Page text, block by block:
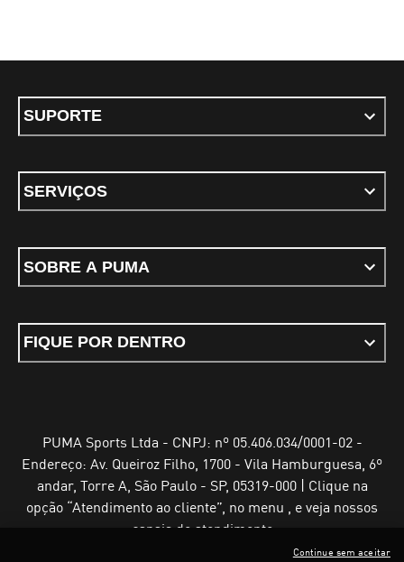
SUPORTE
SERVIÇOS
SOBRE A PUMA
FIQUE POR DENTRO
PUMA Sports Ltda - CNPJ: nº 05.406.034/0001-02 -
Endereço: Av. Queiroz Filho, 1700 - Vila Hamburguesa, 6º
andar, Torre A, São Paulo - SP, 05319-000 | Clique na
opção “Atendimento ao cliente”, no menu , e veja nossos
canais de atendimento
Continue sem aceitar